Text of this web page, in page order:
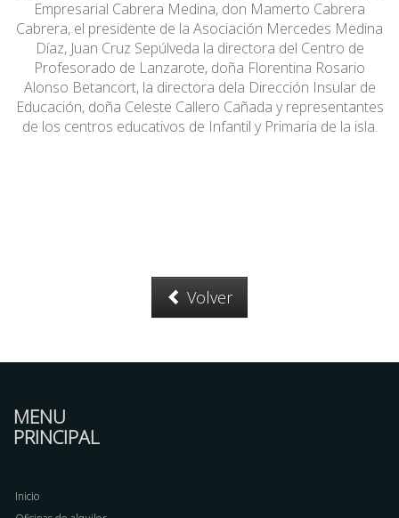
Empresarial Cabrera Medina, don Mamerto Cabrera
Cabrera, el presidente de la Asociación Mercedes Medina
Díaz, Juan Cruz Sepúlveda la directora del Centro de
Profesorado de Lanzarote, doña Florentina Rosario
Alonso Betancort, la directora dela Dirección Insular de
Educación, doña Celeste Callero Cañada y representantes
de los centros educativos de Infantil y Primaria de la isla.
Volver
MENU
PRINCIPAL
Inicio